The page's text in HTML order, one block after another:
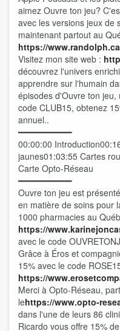
aimez Ouvre ton jeu?
avec les versions jeux de
maintenant partout au
⁠⁠⁠⁠⁠⁠⁠⁠⁠⁠⁠⁠⁠⁠https://
Visitez mon site web :
découvrez l'univers
apprendre sur l'humain
épisodes d'Ouvre ton jeu,
code CLUB15, obtenez
annuel..
━━━━━━━━━━━
00:00:00
jaunes01:03:55 Cartes
Carte Opto-Réseau
━━━━━━━━━━━
Ouvre ton jeu est
en matière de soins pour
1000 pharmacies au
⁠⁠⁠⁠⁠⁠⁠⁠⁠⁠⁠⁠⁠⁠https://
avec le code
Grâce à Éros et
15% avec le code
⁠⁠⁠⁠⁠⁠⁠⁠⁠⁠⁠⁠⁠⁠https://
Merci à Opto-Réseau,
le⁠⁠⁠⁠⁠⁠⁠⁠⁠⁠⁠⁠⁠⁠https://www.opto-
dans l'une de leurs 86
Ricardo vous offre 15%